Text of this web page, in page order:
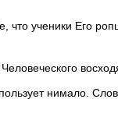
ученики Его
нимало.